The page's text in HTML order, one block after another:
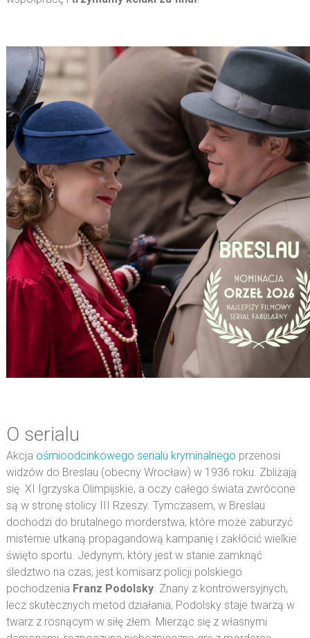
O serialu
Akcja ośmioodcinkowego serialu kryminalnego przenosi
widzów do Breslau (obecny Wrocław) w 1936 roku. Zbliżają
się XI Igrzyska Olimpijskie, a oczy całego świata zwrócone
są w stronę stolicy III Rzeszy. Tymczasem, w Breslau
dochodzi do brutalnego morderstwa, które może zaburzyć
misternie utkaną propagandową kampanię i zakłócić wielkie
święto sportu. Jedynym, który jest w stanie zamknąć
śledztwo na czas, jest komisarz policji polskiego
pochodzenia Franz Podolsky. Znany z kontrowersyjnych,
lecz skutecznych metod działania, Podolsky staje twarzą w
twarz z rosnącym w siłę złem. Mierząc się z własnymi